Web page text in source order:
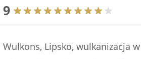
9
Wulkons, Lipsko, wulkanizacja